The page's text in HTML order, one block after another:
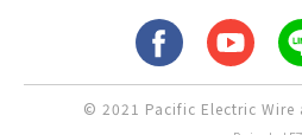
fb
yout
ube
© 2021 Pacific Electric Wire